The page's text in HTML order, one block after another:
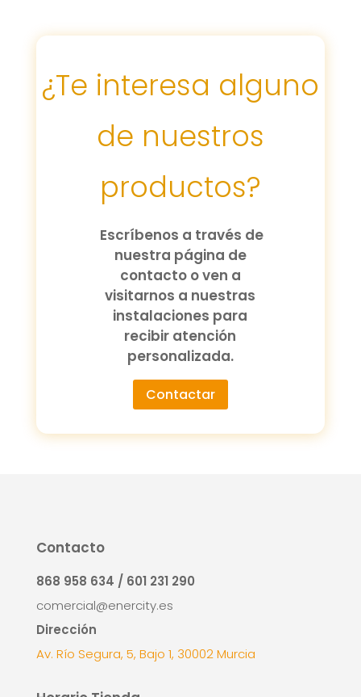
¿Te interesa alguno
de nuestros
productos?
Escríbenos a través de
nuestra página de
contacto o ven a
visitarnos a nuestras
instalaciones para
recibir atención
personalizada.
Contactar
Contacto
868 958 634 / 601 231 290
comercial@enercity.es
Dirección
Av. Río Segura, 5, Bajo 1, 30002 Murcia